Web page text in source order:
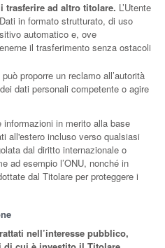
trasferire ad altro titolare. L’Utente
in formato strutturato, di uso
automatico e, ove
il trasferimento senza ostacoli
può proporre un reclamo all’autorità
dati personali competente o agire
in merito alla base
all'estero incluso verso qualsiasi
dal diritto internazionale o
ad esempio l’ONU, nonché in
dal Titolare per proteggere i
nell’interesse pubblico,